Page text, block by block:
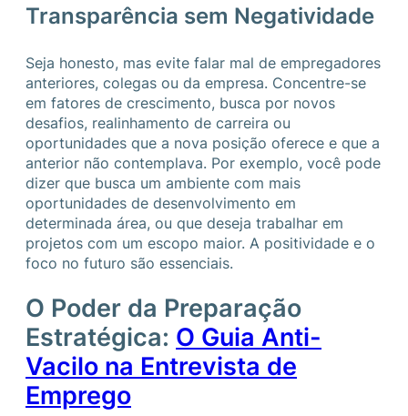
Transparência sem Negatividade
Seja honesto, mas evite falar mal de empregadores
anteriores, colegas ou da empresa. Concentre-se
em fatores de crescimento, busca por novos
desafios, realinhamento de carreira ou
oportunidades que a nova posição oferece e que a
anterior não contemplava. Por exemplo, você pode
dizer que busca um ambiente com mais
oportunidades de desenvolvimento em
determinada área, ou que deseja trabalhar em
projetos com um escopo maior. A positividade e o
foco no futuro são essenciais.
O Poder da Preparação
Estratégica: O Guia Anti-
Vacilo na Entrevista de
Emprego